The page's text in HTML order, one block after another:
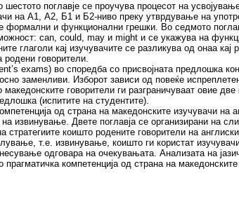
поглавје се проучува процесот на
на А1, А2, Б1 и Б2-ниво преку утврдување на
формални и функционални грешки. Во седмото
can, could, may и might и се укажува на
глаголи кај изучувачите се разликува од онаа кај
родени говорители.
exams) во споредба со присвојната предлошка
заменливи. Изборот зависи од повеќе
говорители ги разграничуваат овие две
(испитите на студентите).
од страна на македонските изучувачи на
извинување. Двете поглавја се организирани на
коишто родените говорители на
т.е. извинување, коишто ги користат
одговара на очекувањата. Анализата на
компетенција од страна на